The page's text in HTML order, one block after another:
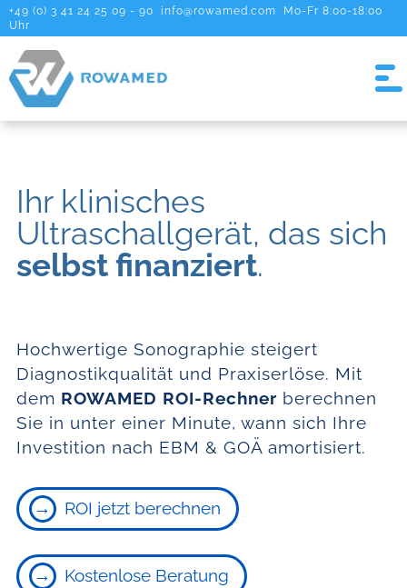
+49 (0) 3 41 24 25 09 - 90 info@rowamed.com
Mo-Fr 8:00-18:00
Uhr
Ihr klinisches
Ultraschallgerät, das sich
selbst finanziert.
Hochwertige Sonographie steigert
Diagnostikqualität und Praxiserlöse. Mit
dem ROWAMED ROI-Rechner berechnen
Sie in unter einer Minute, wann sich Ihre
Investition nach EBM & GOÄ amortisiert.
ROI jetzt berechnen
Kostenlose Beratung